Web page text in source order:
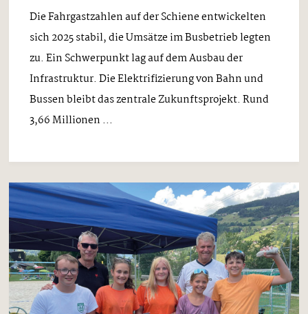
Die Fahrgastzahlen auf der Schiene entwickelten
sich 2025 stabil, die Umsätze im Busbetrieb legten
zu. Ein Schwerpunkt lag auf dem Ausbau der
Infrastruktur. Die Elektrifizierung von Bahn und
Bussen bleibt das zentrale Zukunftsprojekt. Rund
3,66 Millionen ...